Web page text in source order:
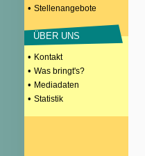
• Stellenangebote
ÜBER UNS
• Kontakt
• Was bringt's?
• Mediadaten
• Statistik